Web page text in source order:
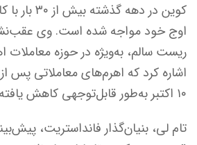
اوج خود مواجه شده است. وی
ریست سالم، به‌ویژه در حوزه
اشاره کرد که اهرم‌های معاملاتی پس
۱۰ اکتبر به‌طور قابل‌توجهی کاهش یافته‌اند.
تام لی، بنیان‌گذار فانداستریت،